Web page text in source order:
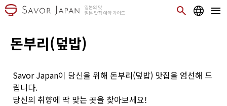
돈부리(덮밥)
Savor Japan이 당신을 위해 돈부리(덮밥) 맛집을 엄선해 드
립니다.
당신의 취향에 딱 맞는 곳을 찾아보세요!